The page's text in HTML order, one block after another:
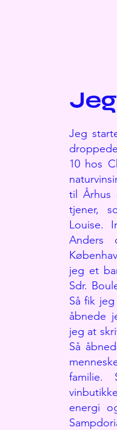
Jeg
10 hos
til Århus
tjener,
Louise.
Anders
jeg et
Sdr.
Så fik
åbnede
jeg at
Så
familie.
energi